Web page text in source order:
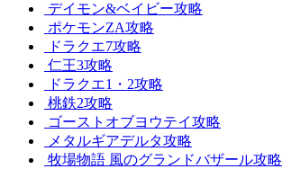
デイモン&ベイビー攻略
ポケモンZA攻略
ドラクエ7攻略
仁王3攻略
ドラクエ1・2攻略
桃鉄2攻略
ゴーストオブヨウテイ攻略
メタルギアデルタ攻略
牧場物語 風のグランドバザール攻略